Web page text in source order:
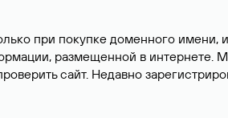
при покупке доменного
размещенной в
сайт. Недавно